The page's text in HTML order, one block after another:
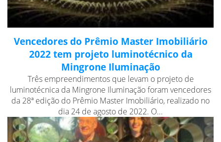
Vencedores do Prêmio Master Imobiliário
2022 tem projeto luminotécnico da
Mingrone Iluminação
Três empreendimentos que levam o projeto de
luminotécnica da Mingrone Iluminação foram vencedores
da 28ª edição do Prêmio Master Imobiliário, realizado no
dia 24 de agosto de 2022. O...